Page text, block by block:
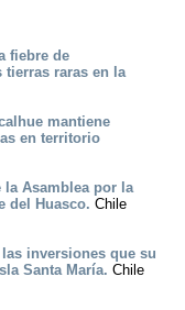
fiebre de
tierras raras en la
mantiene
en territorio
la Asamblea por la
del Huasco. Chile
inversiones que su
Santa María. Chile